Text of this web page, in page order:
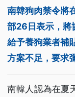
南韓狗肉禁令將
部26日表示，將
給予養狗業者補
方案不足，要求
南韓人認為在夏